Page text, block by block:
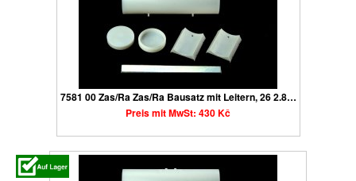
7581 00 Zas/Ra Zas/Ra Bausatz mit Leitern, 26 2.8…
Preis mit MwSt: 430 Kč